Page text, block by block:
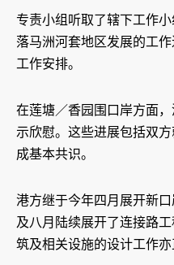
专责小组听取了辖下工作
落马洲河套地区发展的工
工作安排。
在莲塘／香园围口岸方面
示欣慰。这些进展包括双
成基本共识。
港方继于今年四月展开新
及八月陆续展开了连接路
筑及相关设施的设计工作亦